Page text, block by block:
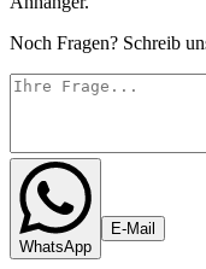
Noch Fragen? Schreib
WhatsApp
E-Mail